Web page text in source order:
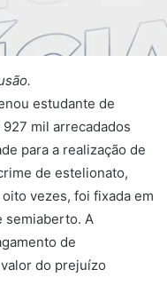
estudante de
mil arrecadados
para a realização de
de estelionato,
vezes, foi fixada em
semiaberto. A
de
do prejuízo